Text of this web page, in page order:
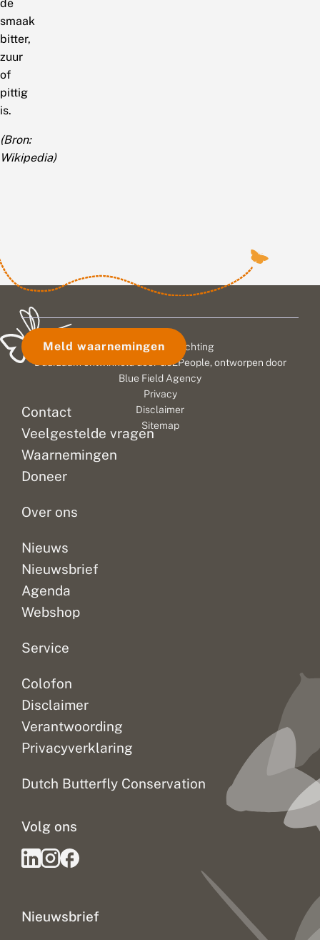
de
smaak
bitter,
zuur
of
pittig
is.
(Bron:
Wikipedia)
Contact
Veelgestelde vragen
Waarnemingen
Doneer
Over ons
Nieuws
Nieuwsbrief
Agenda
Webshop
Service
Colofon
Disclaimer
Verantwoording
Privacyverklaring
Dutch Butterfly Conservation
Nieuwsbrief
Volg ons
Meld waarnemingen
© 2026 Vlinderstichting
Duurzaam ontwikkeld doorGo2People, ontworpen door
Blue Field Agency
Privacy
Disclaimer
Sitemap